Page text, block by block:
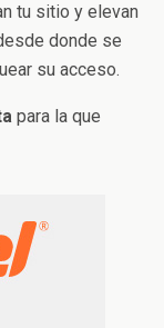
tu sitio y elevan
donde se
su acceso.
para la que